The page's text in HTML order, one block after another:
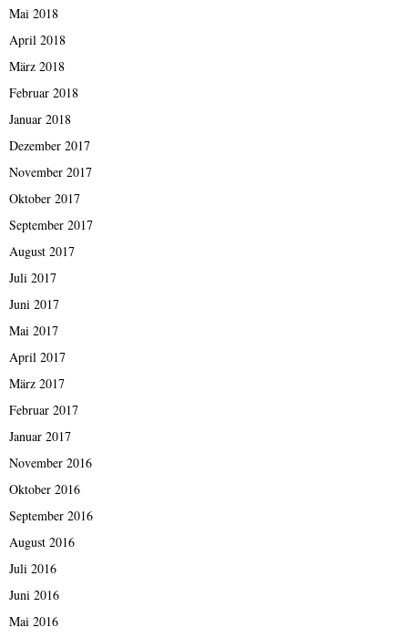
Mai 2018
April 2018
März 2018
Februar 2018
Januar 2018
Dezember 2017
November 2017
Oktober 2017
September 2017
August 2017
Juli 2017
Juni 2017
Mai 2017
April 2017
März 2017
Februar 2017
Januar 2017
November 2016
Oktober 2016
September 2016
August 2016
Juli 2016
Juni 2016
Mai 2016